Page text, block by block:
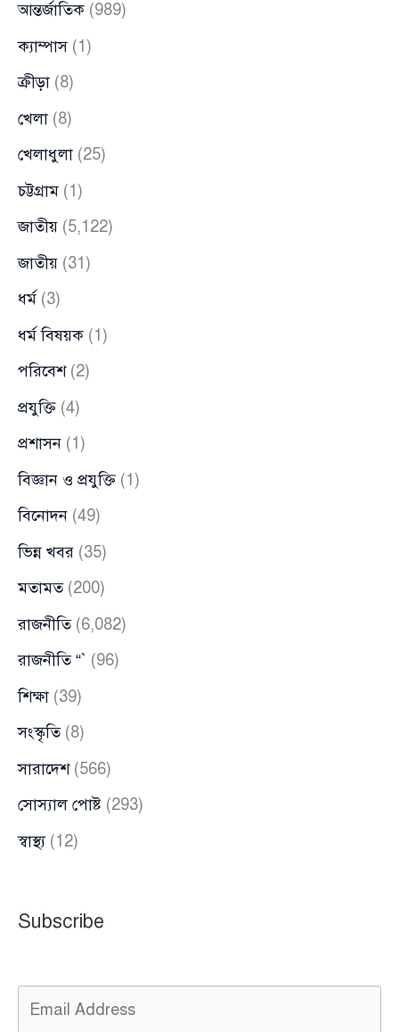
আন্তর্জাতিক (989)
ক্যাম্পাস(1)
ক্রীড়া (8)
খেলা (8)
খেলাধুলা (25)
চট্টগ্রাম (1)
জাতীয় (5,122)
জাতীয় (31)
ধর্ম (3)
ধর্ম বিষয়ক (1)
পরিবেশ(2)
প্রযুক্তি (4)
প্রশাসন (1)
বিজ্ঞান ও প্রযুক্তি (1)
বিনোদন (49)
ভিন্ন খবর (35)
মতামত(200)
রাজনীতি(6,082)
রাজনীতি “` (96)
শিক্ষা (39)
সংস্কৃতি(8)
সারাদেশ(566)
সোস্যাল পোষ্ট (293)
স্বাস্থ্য(12)
Subscribe